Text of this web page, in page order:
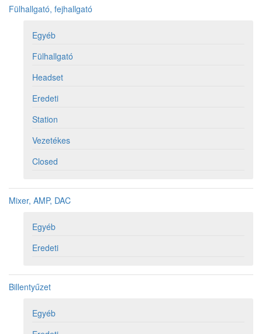
Fülhallgató, fejhallgató
Egyéb
Fülhallgató
Headset
Eredeti
Station
Vezetékes
Closed
Mixer, AMP, DAC
Egyéb
Eredeti
Billentyűzet
Egyéb